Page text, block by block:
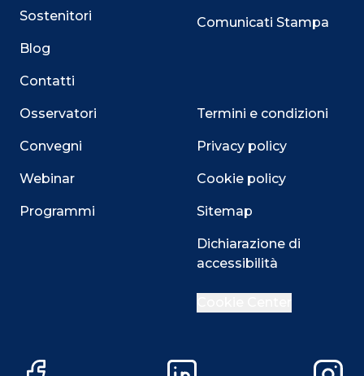
Sostenitori
Blog
Contatti
Osservatori
Convegni
Webinar
Programmi
Comunicati Stampa
Termini e condizioni
Privacy policy
Cookie policy
Sitemap
Dichiarazione di
accessibilità
Su questo sito web utilizziamo cookie tecnici necessari